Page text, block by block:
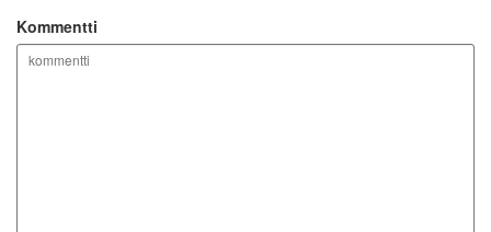
Kommentti